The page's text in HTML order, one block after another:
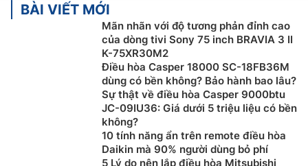
BÀI VIẾT MỚI
Mãn nhãn với độ tương phản đỉnh cao
của dòng tivi Sony 75 inch BRAVIA 3 II
K-75XR30M2
Điều hòa Casper 18000 SC-18FB36M
dùng có bền không? Bảo hành bao lâu?
Sự thật về điều hòa Casper 9000btu
JC-09IU36: Giá dưới 5 triệu liệu có bền
không?
10 tính năng ẩn trên remote điều hòa
Daikin mà 90% người dùng bỏ phí
5 Lý do nên lắp điều hòa Mitsubishi